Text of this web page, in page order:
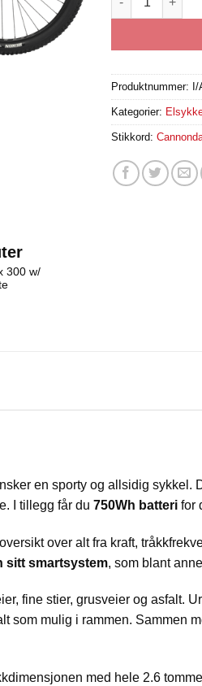
300 w/
Produktnummer: I/
Kategorier:
Stikkord:
en sporty og allsidig sykkel.
I tillegg får du 750Wh batteri for
over alt fra kraft,
sitt smartsystem, som blant
fine stier, grusveier og asfalt.
som mulig i rammen. Sammen
med hele 2.6